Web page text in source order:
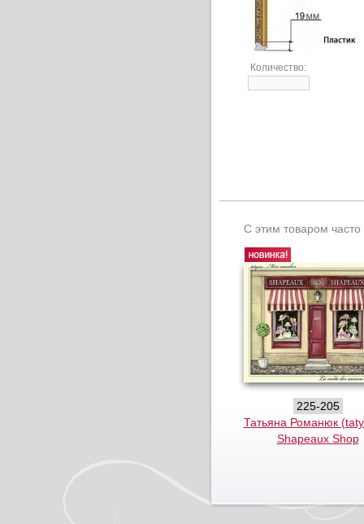
Количество:
С этим товаром часто
225-205
Татьяна Романюк
Shapeaux Shop